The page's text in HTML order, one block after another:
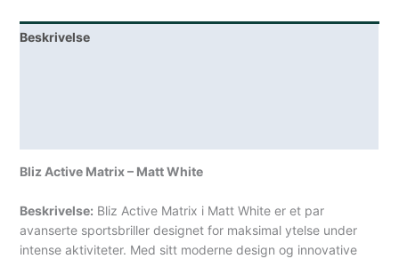
Beskrivelse
Bliz Active Matrix – Matt White
Beskrivelse: Bliz Active Matrix i Matt White er et par
avanserte sportsbriller designet for maksimal ytelse under
intense aktiviteter. Med sitt moderne design og innovative